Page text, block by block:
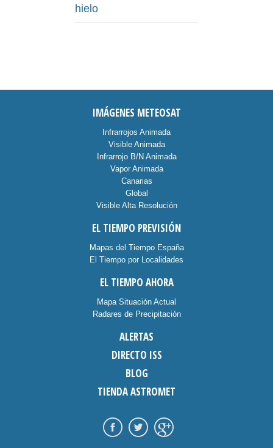
hielo
IMÁGENES METEOSAT
Infrarrojos Animada
Visible Animada
Infrarrojo B/N Animada
Vapor Animada
Canarias
Global
Visible Alta Resolución
EL TIEMPO PREVISIÓN
Mapas del Tiempo España
El Tiempo por Localidades
EL TIEMPO AHORA
Mapa Situación Actual
Radares de Precipitación
ALERTAS
DIRECTO ISS
BLOG
TIENDA ASTROMET